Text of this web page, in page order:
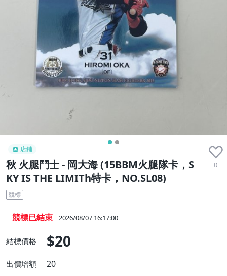
店鋪
秋 火腿鬥士 - 岡大海 (15BBM火腿隊卡，S
KY IS THE LIMITh特卡，NO.SL08)
0
競標
競標已結束 2026/08/07 16:17:00
結標價格 $20
出價增額 20